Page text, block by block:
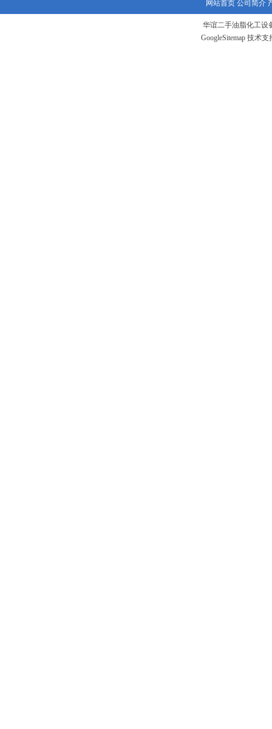
网站首页 公司简介
华谊二手油脂化工设
GoogleSitemap 技术支